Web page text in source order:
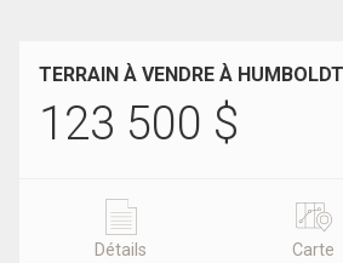
TERRAIN À VENDRE À
123 500 $
Détails Carte